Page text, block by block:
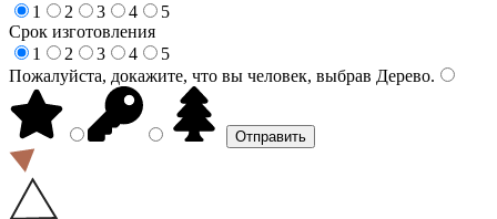
1
2 3 4
5
Срок изготовления
1
2 3 4
5
Пожалуйста, докажите, что вы человек, выбрав Дерево.